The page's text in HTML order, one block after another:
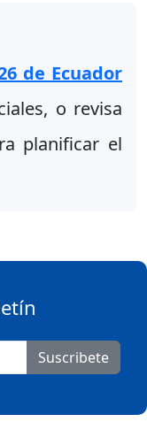
de Ecuador
o revisa
planificar el
Suscribete